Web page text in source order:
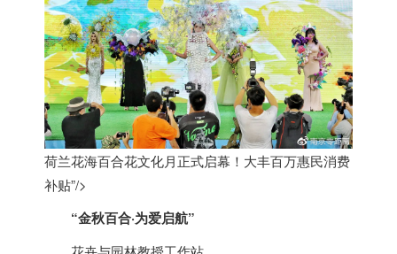
荷兰花海百合花文化月正式启幕！大丰百万惠民消费
补贴”/>
“金秋百合·为爱启航”